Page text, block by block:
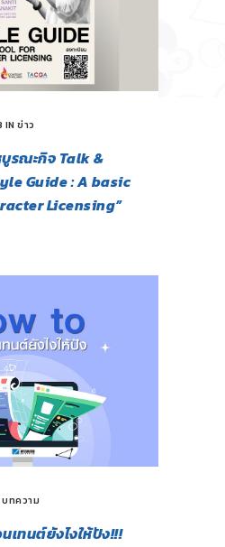
IN ข่าว
รณะกิจ Talk &
Guide : A basic
Licensing”
บทความ
เทนต์ยังไงให้ปัง!!!